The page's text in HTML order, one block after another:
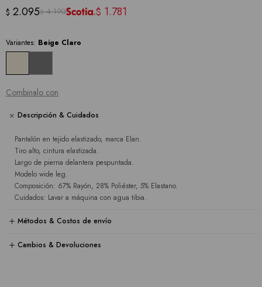
$ 2.095$ 4.190 $ 1.781
Variantes: Beige Claro
Combinalo con
Descripción & Cuidados
Pantalón en tejido elastizado, marca Elan.
Tiro alto, cintura elastizada.
Largo de pierna delantera pespuntada.
Modelo wide leg.
Composición: 67% Rayón, 28% Poliéster, 5% Elastano.
Cuidados: Lavar a máquina con agua tibia.
Métodos & Costos de envío
Cambios & Devoluciones